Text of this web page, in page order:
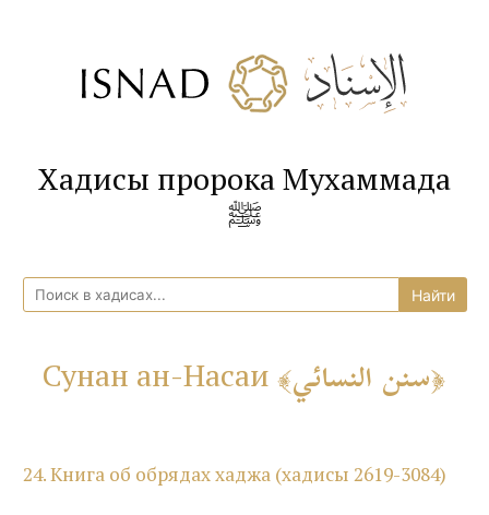
Хадисы пророка Мухаммада
ﷺ
Сунан ан-Насаи سنن النسائي
24. Книга об обрядах хаджа (хадисы 2619-3084)